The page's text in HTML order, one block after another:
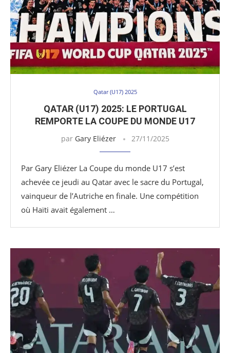
Qatar (U17) 2025
QATAR (U17) 2025: LE PORTUGAL
REMPORTE LA COUPE DU MONDE U17
par Gary Eliézer 27/11/2025
Par Gary Eliézer La Coupe du monde U17 s’est
achevée ce jeudi au Qatar avec le sacre du Portugal,
vainqueur de l’Autriche en finale. Une compétition
où Haïti avait également …